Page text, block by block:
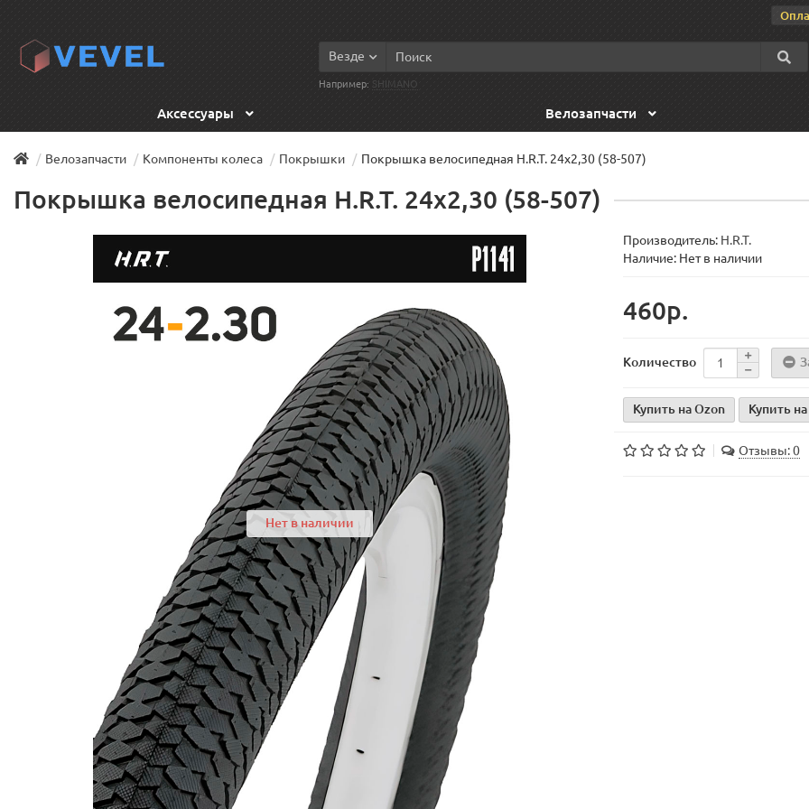
Везде
Например: SHIMANO
Аксессуары Велозапчасти
Велозапчасти Компоненты колеса Покрышки Покрышка велосипедная H.R.T. 24x2,30 (58-507)
Покрышка велосипедная H.R.T. 24x2,30 (58-507)
Нет в наличии
Производитель: H.R.T.
Наличие: Нет в наличии
460р.
Количество
Купить на Ozon Купить
Отзывы: 0